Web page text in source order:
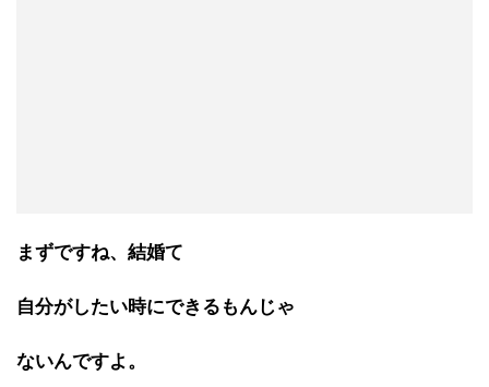
まずですね、結婚て
自分がしたい時にできるもんじゃ
ないんですよ。